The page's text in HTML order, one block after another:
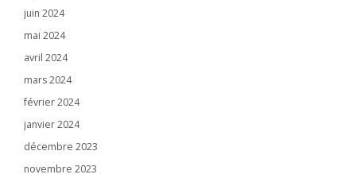
juin 2024
mai 2024
avril 2024
mars 2024
février 2024
janvier 2024
décembre 2023
novembre 2023